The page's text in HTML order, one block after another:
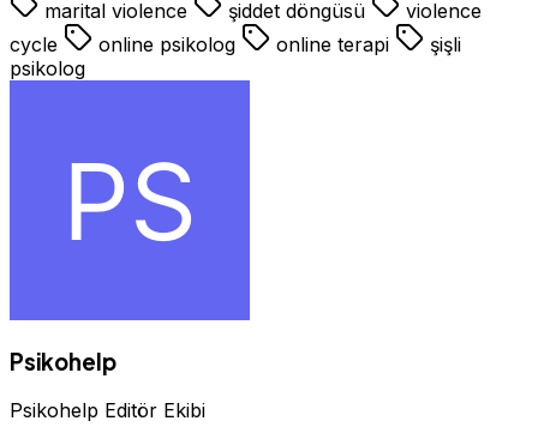
marital violence şiddet döngüsü
violence
cycle
online psikolog online terapi
şişli
psikolog
Psikohelp
Psikohelp Editör Ekibi